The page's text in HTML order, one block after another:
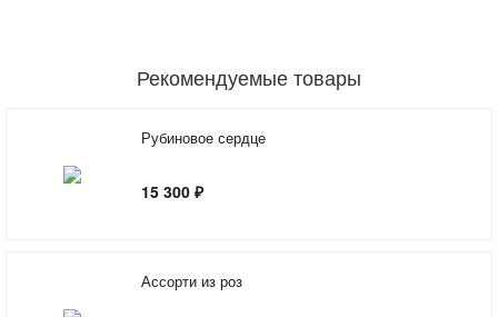
Рекомендуемые товары
Рубиновое сердце
15 300 ₽
Ассорти из роз